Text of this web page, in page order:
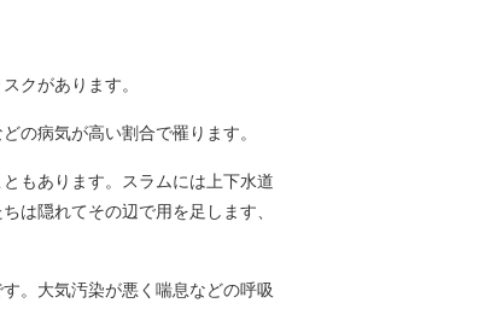
クがあります。
の病気が高い割合で罹ります。
もあります。スラムには上下水道
は隠れてその辺で用を足します、
。大気汚染が悪く喘息などの呼吸